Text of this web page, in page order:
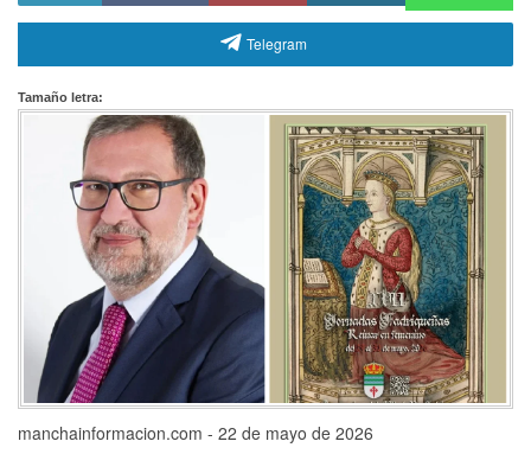
Telegram
Tamaño letra:
manchainformacion.com - 22 de mayo de 2026